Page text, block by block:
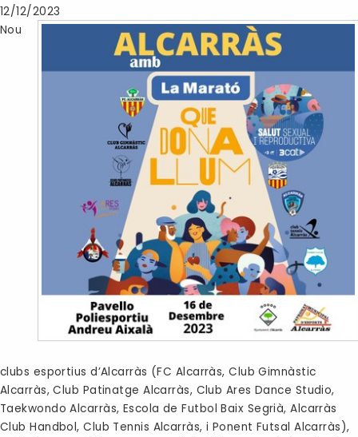
12/12/2023
Nou
clubs esportius d’Alcarràs (FC Alcarràs, Club Gimnàstic
Alcarràs, Club Patinatge Alcarràs, Club Ares Dance Studio,
Taekwondo Alcarràs, Escola de Futbol Baix Segrià, Alcarràs
Club Handbol, Club Tennis Alcarràs, i Ponent Futsal Alcarràs),